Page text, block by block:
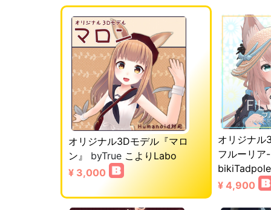
オリジナル3Dモデル『マロ
ン』
byTrue こよりLabo
¥ 3,000
オリジナル
フルーリア
bikiTadpole
¥ 4,900